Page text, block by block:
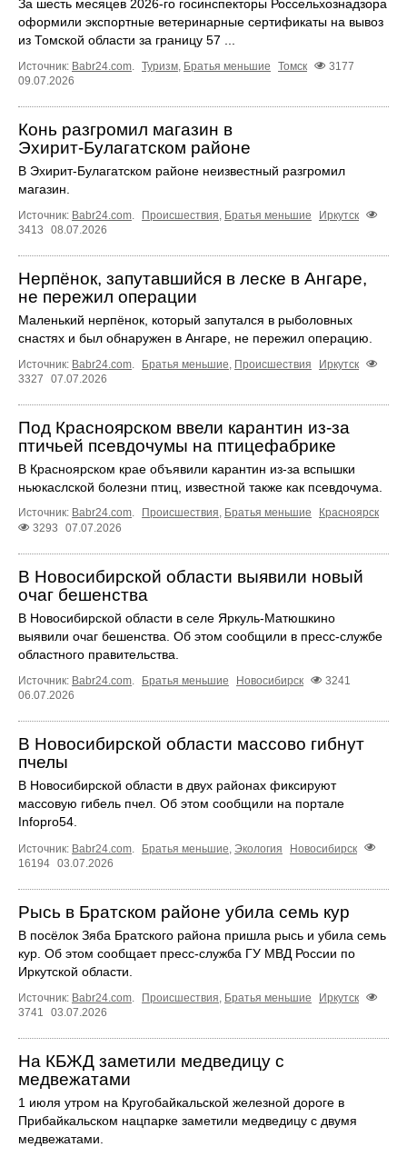
За шесть месяцев 2026-го госинспекторы Россельхознадзора
оформили экспортные ветеринарные сертификаты на вывоз
из Томской области за границу 57 ...
Источник: Babr24.com. Туризм, Братья меньшие Томск
3177
09.07.2026
Конь разгромил магазин в
Эхирит‑Булагатском районе
В Эхирит‑Булагатском районе неизвестный разгромил
магазин.
Источник: Babr24.com. Происшествия, Братья меньшие
Иркутск
3413
08.07.2026
Нерпёнок, запутавшийся в леске в Ангаре,
не пережил операции
Маленький нерпёнок, который запутался в рыболовных
снастях и был обнаружен в Ангаре, не пережил операцию.
Источник: Babr24.com. Братья меньшие, Происшествия
Иркутск
3327
07.07.2026
Под Красноярском ввели карантин из-за
птичьей псевдочумы на птицефабрике
В Красноярском крае объявили карантин из-за вспышки
ньюкаслской болезни птиц, известной также как псевдочума.
Источник: Babr24.com. Происшествия, Братья меньшие
Красноярск
3293
07.07.2026
В Новосибирской области выявили новый
очаг бешенства
В Новосибирской области в селе Яркуль-Матюшкино
выявили очаг бешенства. Об этом сообщили в пресс-службе
областного правительства.
Источник: Babr24.com. Братья меньшие Новосибирск
3241
06.07.2026
В Новосибирской области массово гибнут
пчелы
В Новосибирской области в двух районах фиксируют
массовую гибель пчел. Об этом сообщили на портале
Infopro54.
Источник: Babr24.com Братья меньшие Экология
Новосибирск
16194 03.07.2026
Рысь в Братском районе убила семь кур
В посёлок Зяба Братского района пришла рысь и убила семь
кур. Об этом сообщает пресс‑служба ГУ МВД России по
Иркутской области.
Источник: Babr24.com Происшествия Братья меньшие
Иркутск
3741
03.07.2026
На КБЖД заметили медведицу с
медвежатами
1 июля утром на Кругобайкальской железной дороге в
Прибайкальском нацпарке заметили медведицу с двумя
медвежатами.